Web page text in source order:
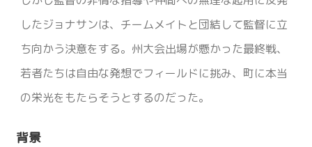
したジョナサンは、チームメイトと団結して監督に立
ち向かう決意をする。州大会出場が懸かった最終戦、
若者たちは自由な発想でフィールドに挑み、町に本当
の栄光をもたらそうとするのだった。
背景